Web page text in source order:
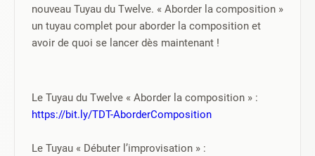
nouveau Tuyau du Twelve. « Aborder la composition »
un tuyau complet pour aborder la composition et
avoir de quoi se lancer dès maintenant !
https://bit.ly/TDT-AborderComposition